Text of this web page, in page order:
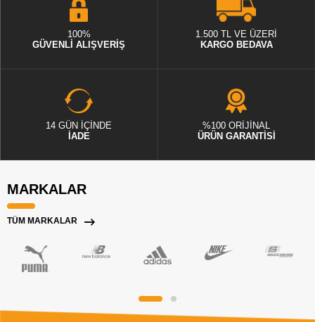
100%
GÜVENLİ ALIŞVERİŞ
1.500 TL VE ÜZERİ
KARGO BEDAVA
14 GÜN İÇİNDE
İADE
%100 ORİJİNAL
ÜRÜN GARANTİSİ
MARKALAR
TÜM MARKALAR